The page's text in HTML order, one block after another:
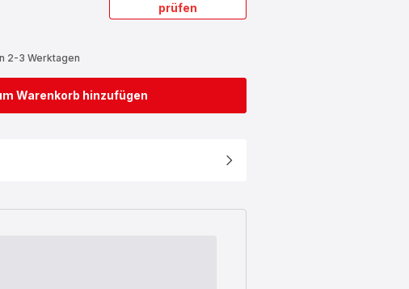
prüfen
2-3 Werktagen
Warenkorb hinzufügen